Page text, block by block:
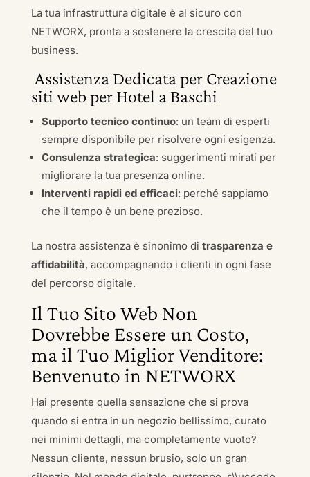
La tua infrastruttura digitale è al sicuro con
NETWORX, pronta a sostenere la crescita del tuo
business.
Assistenza Dedicata per Creazione
siti web per Hotel a Baschi
Supporto tecnico continuo: un team di esperti
sempre disponibile per risolvere ogni esigenza.
Consulenza strategica: suggerimenti mirati per
migliorare la tua presenza online.
Interventi rapidi ed efficaci: perché sappiamo
che il tempo è un bene prezioso.
La nostra assistenza è sinonimo di trasparenza e
affidabilità, accompagnando i clienti in ogni fase
del percorso digitale.
Il Tuo Sito Web Non
Dovrebbe Essere un Costo,
ma il Tuo Miglior Venditore:
Benvenuto in NETWORX
Hai presente quella sensazione che si prova
quando si entra in un negozio bellissimo, curato
nei minimi dettagli, ma completamente vuoto?
Nessun cliente, nessun brusio, solo un gran